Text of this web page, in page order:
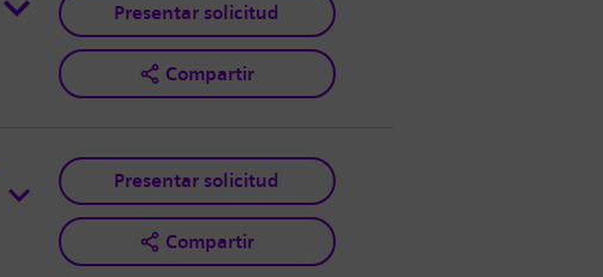
Presentar solicitud
Compartir
Presentar solicitud
Compartir